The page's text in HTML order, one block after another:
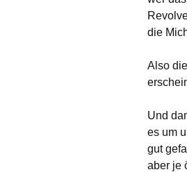
die
Also
Und
es um
gut
aber je